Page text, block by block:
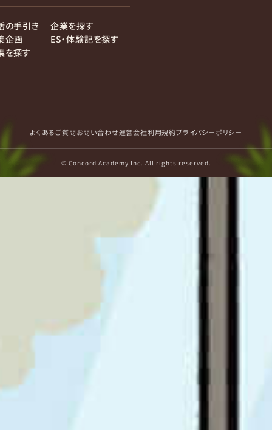
の手引き
企画
を探す
企業を探す
ES・体験記を探す
よくあるご質問お問い合わせ運営会社利用規約プライバシーポリシー
© Concord Academy Inc. All rights reserved.